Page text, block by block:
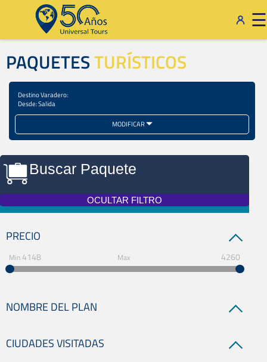
☰
×
PAQUETESTURÍSTICOS
DestinoVaradero:
Desde:Salida
MODIFICAR
Buscar Paquete
OCULTAR FILTRO
PRECIO
Min4148 Max 4260
NOMBRE DEL PLAN
CIUDADES VISITADAS